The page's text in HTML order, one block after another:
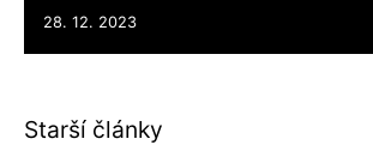
28. 12. 2023
Starší články